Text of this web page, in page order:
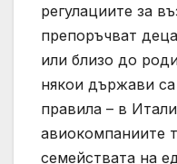
регулациите за
препоръчват
или близо до
някои държави
правила – в
авиокомпаниите
семействата на